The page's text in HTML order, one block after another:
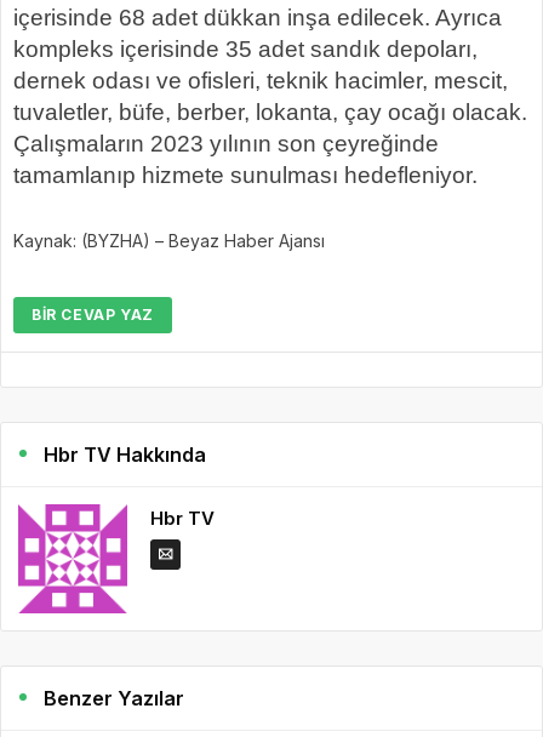
içerisinde 68 adet dükkan inşa edilecek. Ayrıca
kompleks içerisinde 35 adet sandık depoları,
dernek odası ve ofisleri, teknik hacimler, mescit,
tuvaletler, büfe, berber, lokanta, çay ocağı olacak.
Çalışmaların 2023 yılının son çeyreğinde
tamamlanıp hizmete sunulması hedefleniyor.
Kaynak: (BYZHA) – Beyaz Haber Ajansı
BIR CEVAP YAZ
Hbr TV Hakkında
Hbr TV
Benzer Yazılar